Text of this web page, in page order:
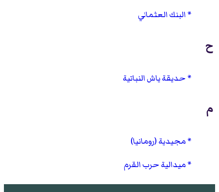
البنك العثماني
ح
حديقة ياش النباتية
م
مجيدية (رومانيا)
ميدالية حرب القرم